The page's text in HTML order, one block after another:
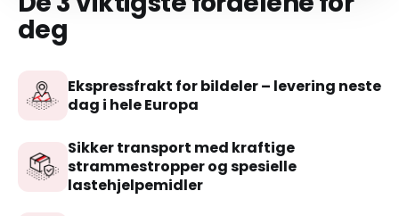
deg
Ekspressfrakt for bildeler – levering neste
dag i hele Europa
Sikker transport med kraftige
strammestropper og spesielle
lastehjelpemidler